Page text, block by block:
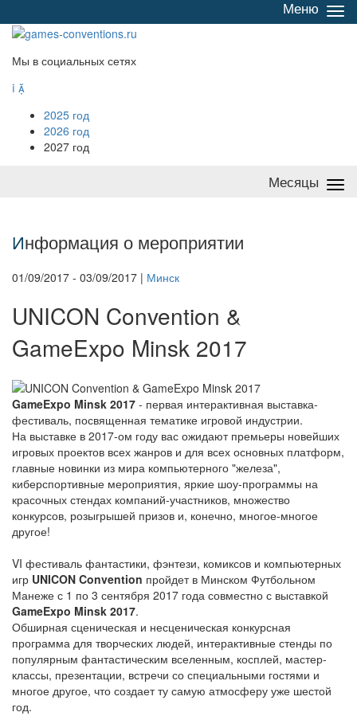
/
Меню
Мы в социальных сетях
 
2025 год
2026 год
2027 год
Месяцы
Информация о мероприятии
01/09/2017 - 03/09/2017 | Минск
UNICON Convention &
GameExpo Minsk 2017
GameExpo Minsk 2017 - первая интерактивная выставка-
фестиваль, посвященная тематике игровой индустрии.
На выставке в 2017-ом году вас ожидают премьеры новейших
игровых проектов всех жанров и для всех основных платформ,
главные новинки из мира компьютерного "железа",
киберспортивные мероприятия, яркие шоу-программы на
красочных стендах компаний-участников, множество
конкурсов, розыгрышей призов и, конечно, многое-многое
другое!
VI фестиваль фантастики, фэнтези, комиксов и компьютерных
игр UNICON Convention пройдет в Минском Футбольном
Манеже с 1 по 3 сентября 2017 года совместно с выставкой
GameExpo Minsk 2017.
Обширная сценическая и несценическая конкурсная
программа для творческих людей, интерактивные стенды по
популярным фантастическим вселенным, косплей, мастер-
классы, презентации, встречи со специальными гостями и
многое другое, что создает ту самую атмосферу уже шестой
год.